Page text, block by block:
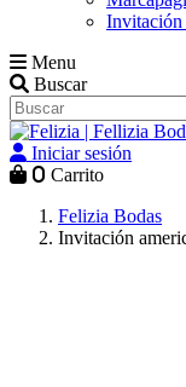
Invitación
Menu
Buscar
Iniciar sesión
0 Carrito
Felizia Bodas
Invitación